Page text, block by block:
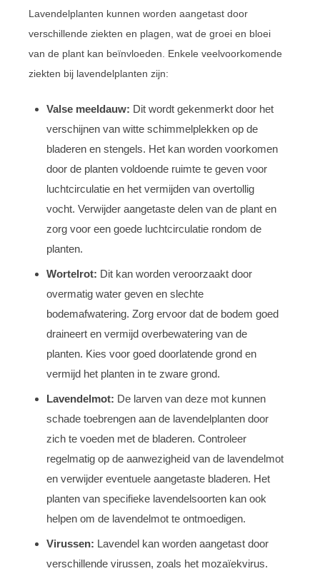
Lavendelplanten kunnen worden aangetast door
verschillende ziekten en plagen, wat de groei en bloei
van de plant kan beïnvloeden. Enkele veelvoorkomende
ziekten bij lavendelplanten zijn:
Valse meeldauw: Dit wordt gekenmerkt door het
verschijnen van witte schimmelplekken op de
bladeren en stengels. Het kan worden voorkomen
door de planten voldoende ruimte te geven voor
luchtcirculatie en het vermijden van overtollig
vocht. Verwijder aangetaste delen van de plant en
zorg voor een goede luchtcirculatie rondom de
planten.
Wortelrot: Dit kan worden veroorzaakt door
overmatig water geven en slechte
bodemafwatering. Zorg ervoor dat de bodem goed
draineert en vermijd overbewatering van de
planten. Kies voor goed doorlatende grond en
vermijd het planten in te zware grond.
Lavendelmot: De larven van deze mot kunnen
schade toebrengen aan de lavendelplanten door
zich te voeden met de bladeren. Controleer
regelmatig op de aanwezigheid van de lavendelmot
en verwijder eventuele aangetaste bladeren. Het
planten van specifieke lavendelsoorten kan ook
helpen om de lavendelmot te ontmoedigen.
Virussen: Lavendel kan worden aangetast door
verschillende virussen, zoals het mozaïekvirus.